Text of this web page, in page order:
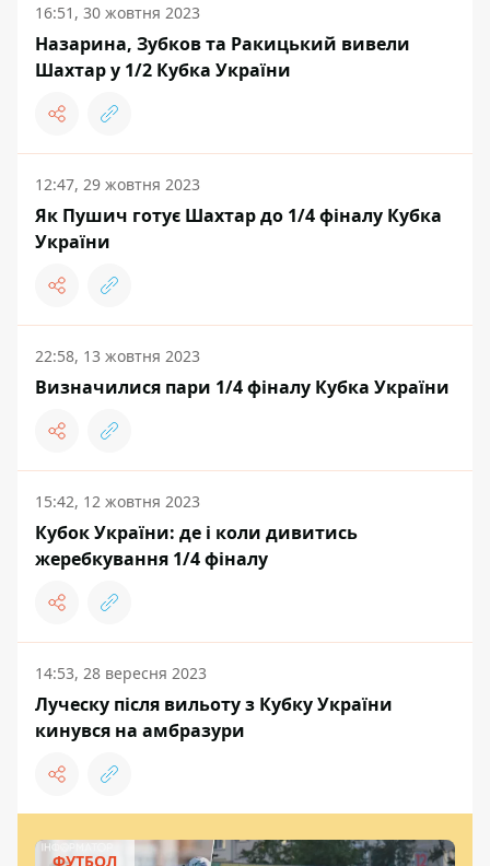
16:51, 30 жовтня 2023
Назарина, Зубков та Ракицький вивели
Шахтар у 1/2 Кубка України
12:47, 29 жовтня 2023
Як Пушич готує Шахтар до 1/4 фіналу Кубка
України
22:58, 13 жовтня 2023
Визначилися пари 1/4 фіналу Кубка України
15:42, 12 жовтня 2023
Кубок України: де і коли дивитись
жеребкування 1/4 фіналу
14:53, 28 вересня 2023
Луческу після вильоту з Кубку України
кинувся на амбразури
ФУТБОЛ